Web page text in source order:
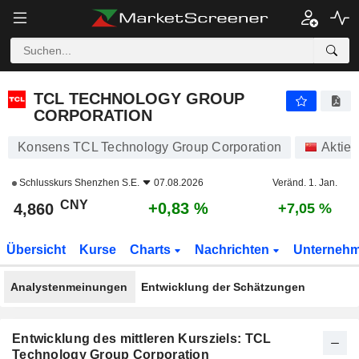
TCL TECHNOLOGY GROUP
CORPORATION
Konsens TCL Technology Group Corporation Aktien
Schlusskurs Shenzhen S.E. 07.08.2026 Veränd. 1. Jan.
4,860 CNY +0,83 % +7,05 %
Übersicht Kurse Charts Nachrichten
Analystenmeinungen Entwicklung der Schätzungen
Entwicklung des mittleren Kursziels: TCL
Technology Group Corporation